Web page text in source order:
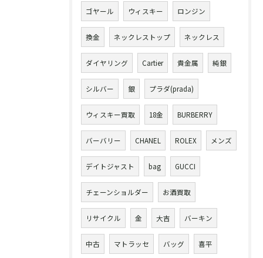
ゴヤール ウィスキー ロンジン
換金 ネックレストップ ネックレス
ダイヤリング Cartier 貴金属 純銀
シルバー 銀 プラダ(prada)
ウィスキー買取 18金 BURBERRY
バーバリー CHANEL ROLEX メンズ
デイトジャスト bag GUCCI
チェーンショルダー お酒買取
リサイクル 金 大吉 バーキン
中古 マトラッセ バッグ 喜平